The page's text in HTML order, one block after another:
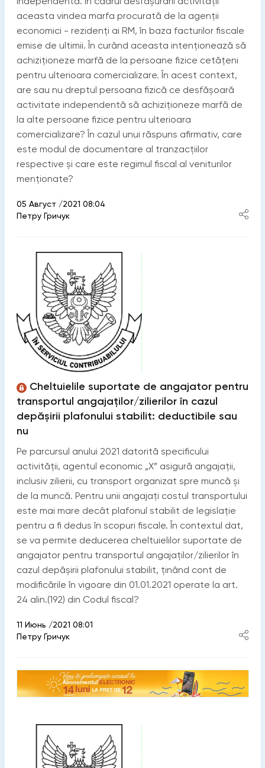
aceasta vindea marfa procurată de la agenții
economici - rezidenți ai RM, în baza facturilor fiscale
emise de ultimii. În curând aceasta intenționează să
achiziționeze marfă de la persoane fizice cetățeni
pentru ulterioara comercializare. În acest context,
are sau nu dreptul persoana fizică ce desfășoară
activitate independentă să achiziționeze marfă de
la alte persoane fizice pentru ulterioara
comercializare? În cazul unui răspuns afirmativ, care
este modul de documentare al tranzacțiilor
respective și care este regimul fiscal al veniturilor
menționate?
05 Август /2021 08:04
Петру Гричук
Cheltuielile suportate de angajator pentru
transportul angajaților/zilierilor în cazul
depășirii plafonului stabilit: deductibile sau
nu
Pe parcursul anului 2021 datorită specificului
activității, agentul economic „X” asigură angajații,
inclusiv zilierii, cu transport organizat spre muncă și
de la muncă. Pentru unii angajați costul transportului
este mai mare decât plafonul stabilit de legislație
pentru a fi dedus în scopuri fiscale. În contextul dat,
se va permite deducerea cheltuielilor suportate de
angajator pentru transportul angajaților/zilierilor în
cazul depășirii plafonului stabilit, ținând cont de
modificările în vigoare din 01.01.2021 operate la art.
24 alin.(192) din Codul fiscal?
11 Июнь /2021 08:01
Петру Гричук